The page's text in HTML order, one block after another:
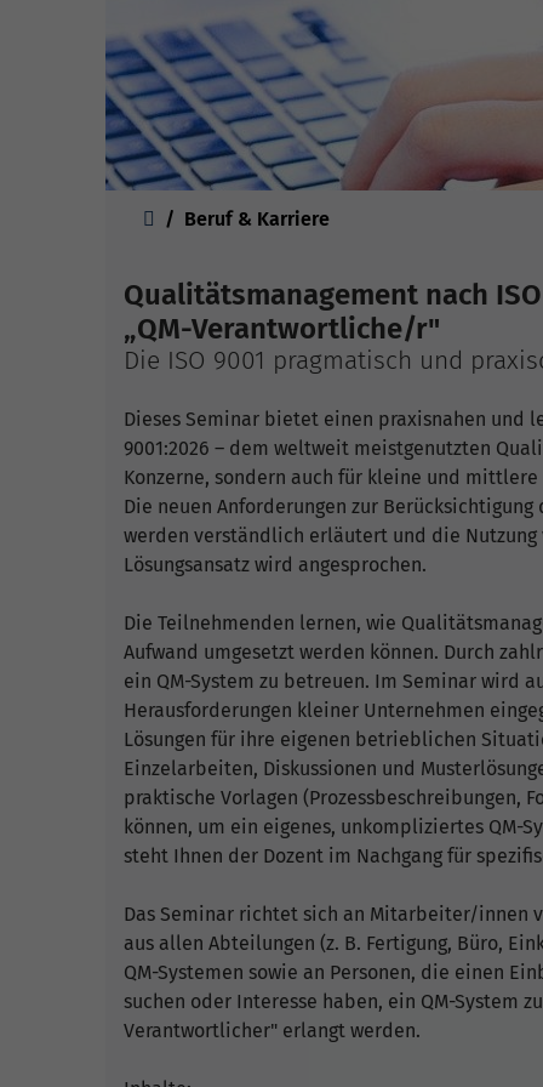
Beruf & Karriere
Qualitätsmanagement nach
„QM-Verantwortliche/r"
Die ISO 9001 pragmatisch und
Dieses Seminar bietet einen praxisnahen und
9001:2026 – dem weltweit meistgenutzten
Konzerne, sondern auch für kleine und
Die neuen Anforderungen zur
werden verständlich erläutert und die
Lösungsansatz wird angesprochen.
Die Teilnehmenden lernen, wie
Aufwand umgesetzt werden können. Durch
ein QM-System zu betreuen. Im Seminar wird
Herausforderungen kleiner Unternehmen
Lösungen für ihre eigenen betrieblichen
Einzelarbeiten, Diskussionen und
praktische Vorlagen (Prozessbeschreibungen,
können, um ein eigenes, unkompliziertes QM-
steht Ihnen der Dozent im Nachgang für
Das Seminar richtet sich an Mitarbeiter/innen
aus allen Abteilungen (z. B. Fertigung, Büro,
QM-Systemen sowie an Personen, die einen
suchen oder Interesse haben, ein QM-System
Verantwortlicher" erlangt werden.